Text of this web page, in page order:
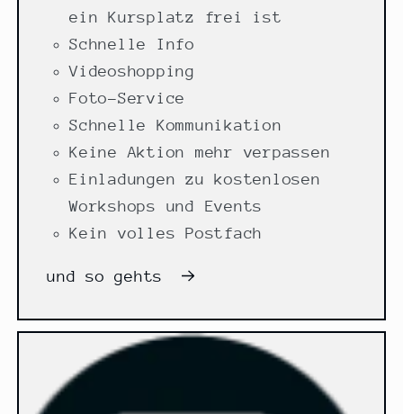
ein Kursplatz frei ist
Schnelle Info
Videoshopping
Foto-Service
Schnelle Kommunikation
Keine Aktion mehr verpassen
Einladungen zu kostenlosen
Workshops und Events
Kein volles Postfach
und so gehts